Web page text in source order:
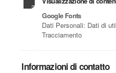
Google Fonts
Dati Personali: Dati di
Tracciamento
Informazioni di contatto